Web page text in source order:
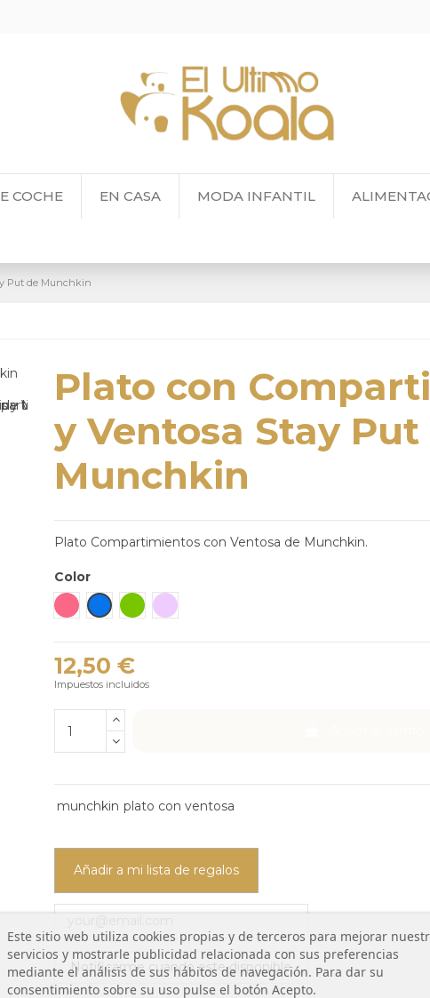
COCHE EN CASA MODA INFANTIL
Put de Munchkin
Plato con
y Ventosa Stay Put
Munchkin
Plato Compartimientos con Ventosa de Munchkin.
Color
Rosa Oscuro
Azul Verde Lila Pastel
12,50 €
Impuestos incluidos
munchkin plato con ventosa
Añadir a mi lista de regalos
Este sitio web utiliza cookies propias y de terceros para mejorar
servicios y mostrarle publicidad relacionada con sus preferencias
mediante el análisis de sus hábitos de navegación. Para dar su
consentimiento sobre su uso pulse el botón Acepto.